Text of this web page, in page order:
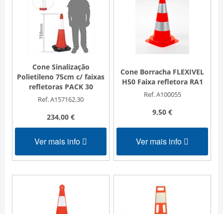
Cone Sinalização
Polietileno 75cm c/ faixas
refletoras PACK 30
Ref. A157162.30
234,00 €
Ver mais info
Cone Borracha FLEXIVEL
H50 Faixa refletora RA1
Ref. A100055
9,50 €
Ver mais info